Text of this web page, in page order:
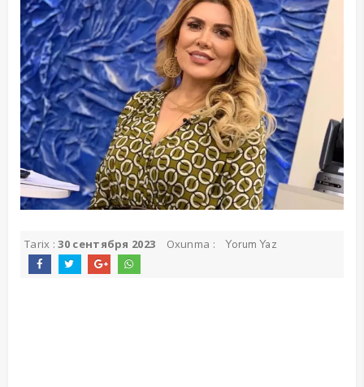
Tarix :30 сентября 2023 Oxunma : Yorum Yaz